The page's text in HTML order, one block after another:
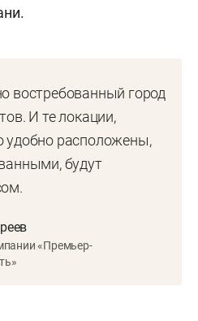
востребованный город
И те локации,
удобно расположены,
будут
«Премьер-